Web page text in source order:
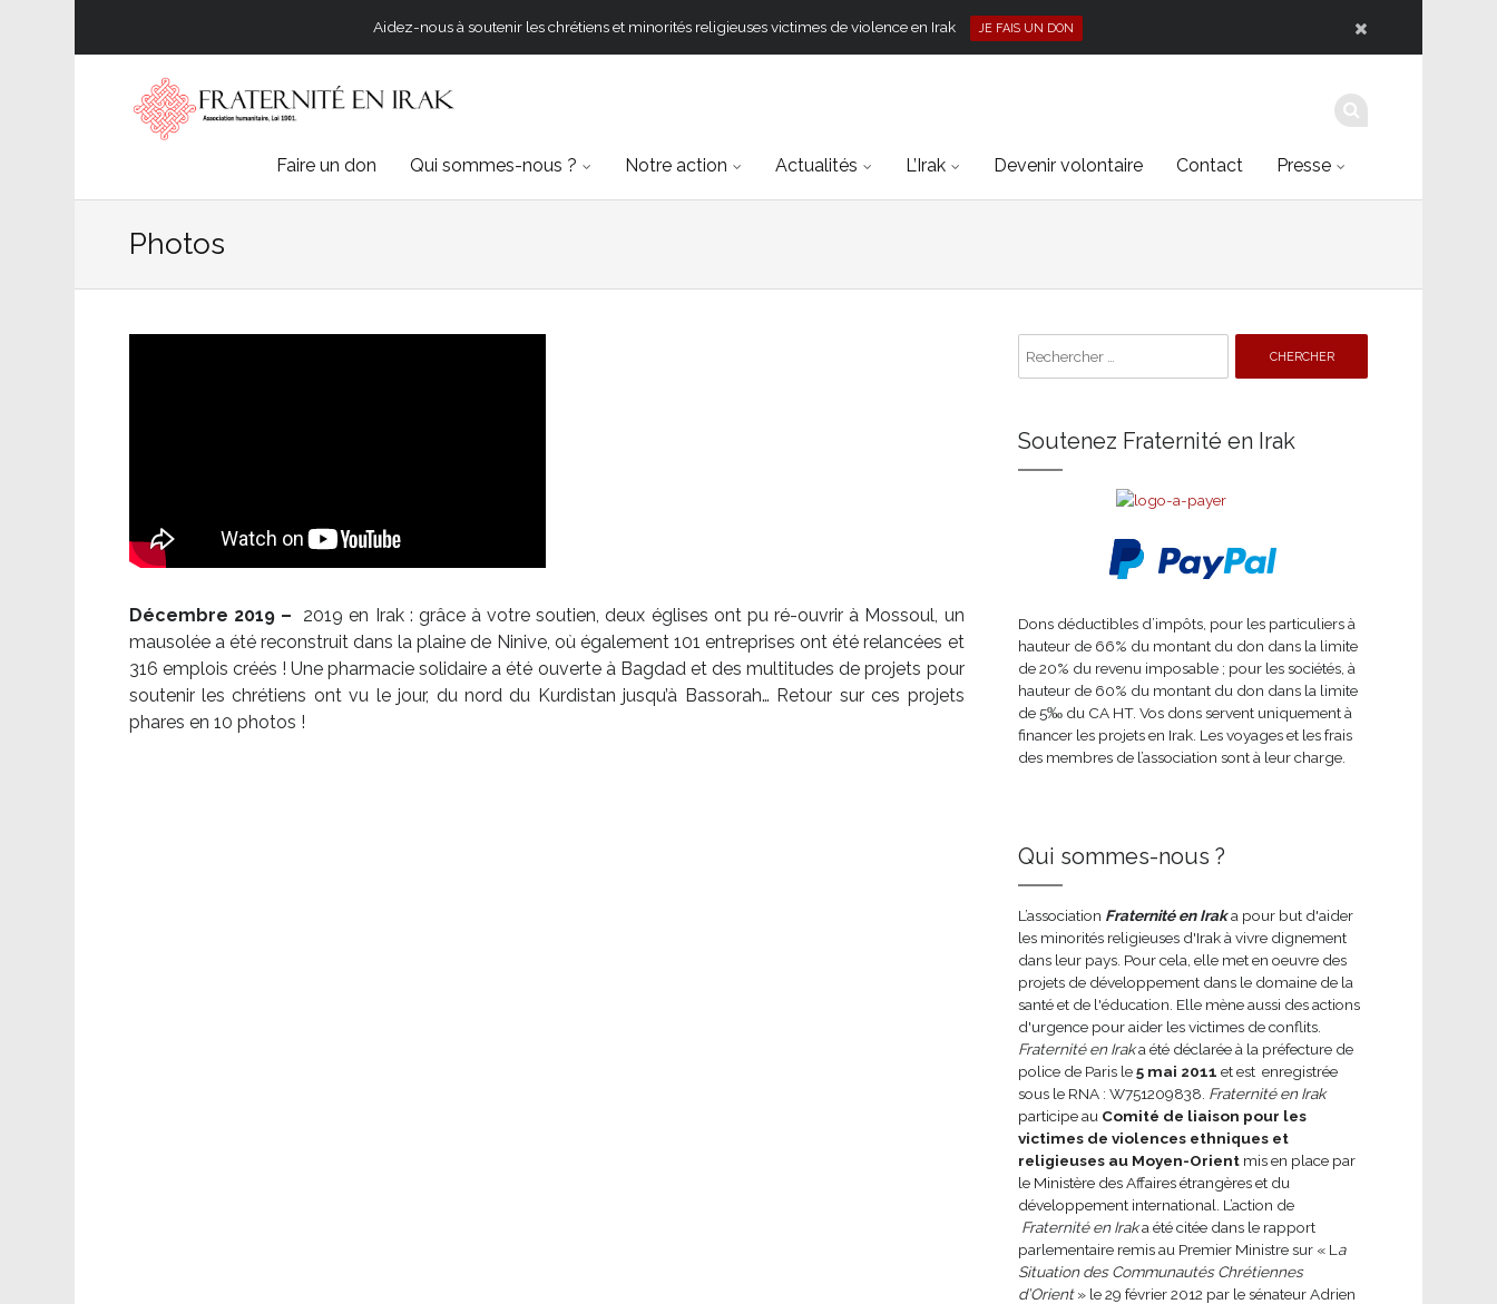
Aidez-nous à soutenir les chrétiens et minorités religieuses victimes de violence en Irak JE FAIS UN DON
Faire un don Qui sommes-nous ? Notre action Actualités L’Irak Devenir volontaire Contact Presse
Photos
Décembre 2019 – 2019 en Irak : grâce à votre soutien, deux églises ont pu ré-ouvrir à Mossoul, un
mausolée a été reconstruit dans la plaine de Ninive, où également 101 entreprises ont été relancées et
316 emplois créés ! Une pharmacie solidaire a été ouverte à Bagdad et des multitudes de projets pour
soutenir les chrétiens ont vu le jour, du nord du Kurdistan jusqu’à Bassorah… Retour sur ces projets
phares en 10 photos !
Soutenez Fraternité en Irak
Dons déductibles d’impôts, pour les particuliers à
hauteur de 66% du montant du don dans la limite
de 20% du revenu imposable ; pour les sociétés, à
hauteur de 60% du montant du don dans la limite
de 5‰ du CA HT. Vos dons servent uniquement à
financer les projets en Irak. Les voyages et les frais
des membres de l’association sont à leur charge.
Qui sommes-nous ?
L’association Fraternité en Iraka pour but d'aider
les minorités religieuses d'Irak à vivre dignement
dans leur pays. Pour cela, elle met en oeuvre des
projets de développement dans le domaine de la
santé et de l'éducation. Elle mène aussi des actions
d'urgence pour aider les victimes de conflits.
Fraternité en Iraka été déclarée à la préfecture de
police de Paris le5 mai 2011 et est enregistrée
sous le RNA : W751209838. Fraternité en Irak
participe au Comité de liaison pour les
victimes de violences ethniques et
religieuses au Moyen-Orientmis en place par
le Ministère des Affaires étrangères et du
développement international. L’action de
Fraternité en Iraka été citée dans le rapport
parlementaire remis au Premier Ministre sur « L a
Situation des Communautés Chrétiennes
d’Orient» le 29 février 2012 par le sénateur Adrien